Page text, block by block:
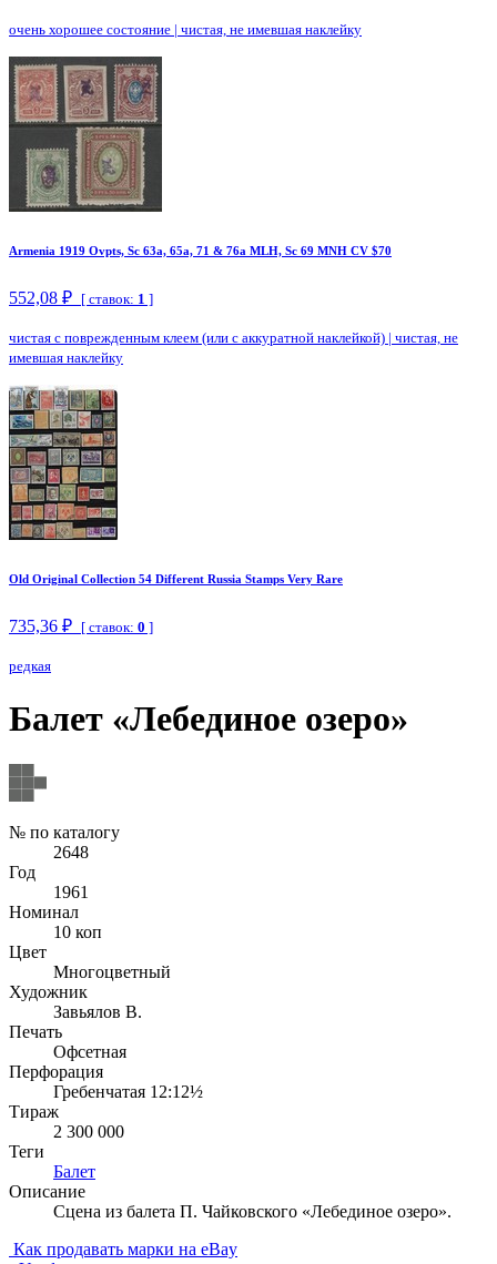
очень хорошее состояние | чистая, не имевшая наклейку
Armenia 1919 Ovpts, Sc 63a, 65a, 71 & 76a MLH, Sc 69 MNH CV $70
552,08 ₽ [ ставок: 1 ]
чистая с поврежденным клеем (или с аккуратной наклейкой) | чистая, не
имевшая наклейку
Old Original Collection 54 Different Russia Stamps Very Rare
735,36 ₽ [ ставок: 0 ]
редкая
Балет «Лебединое озеро»
№ по каталогу
2648
Год
1961
Номинал
10 коп
Цвет
Многоцветный
Художник
Завьялов В.
Печать
Офсетная
Перфорация
Гребенчатая 12:12½
Тираж
2 300 000
Теги
Балет
Описание
Сцена из балета П. Чайковского «Лебединое озеро».
Как продавать марки на eBay